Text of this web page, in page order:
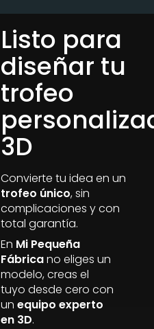
Listo para
diseñar tu
trofeo
3D
Convierte tu idea en un
trofeo único, sin
complicaciones y con
total garantía.
En Mi Pequeña
Fábricano eliges un
modelo, creas el
tuyo desde cero con
un equipo experto
en 3D.